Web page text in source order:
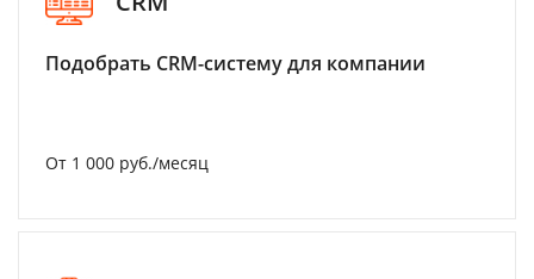
Подобрать CRM-систему для компании
От 1 000 руб./месяц